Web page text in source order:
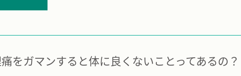
をガマンすると体に良くないことってあるの？